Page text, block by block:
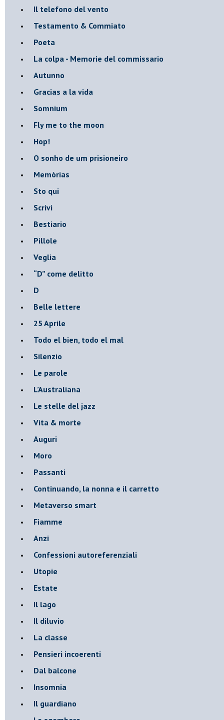
Il telefono del vento
Testamento & Commiato
Poeta
​La colpa - Memorie del commissario
Autunno
Gracias a la vida
Somnium
Fly me to the moon
Hop!
O sonho de um prisioneiro
Memòrias
Sto qui
Scrivi
Bestiario
Pillole
Veglia
​“D” come delitto
D
Belle lettere
25 Aprile
Todo el bien, todo el mal
Silenzio
Le parole
​L’Australiana
Le stelle del jazz
Vita & morte
Auguri
Moro
Passanti
Continuando, la nonna e il carretto
Metaverso smart
Fiamme
Anzi
Confessioni autoreferenziali
Utopie
Estate
Il lago
Il diluvio
La classe
Pensieri incoerenti
Dal balcone
Insomnia
Il guardiano